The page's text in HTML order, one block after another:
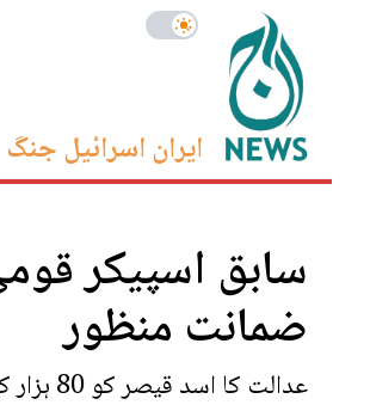
ایران اسرائیل جنگ
سابق اسپیکر
ضمانت منظور
عدالت کا اسد قیصر کو 80 ہزار کے مچلکے جمع کرانے کا حکم